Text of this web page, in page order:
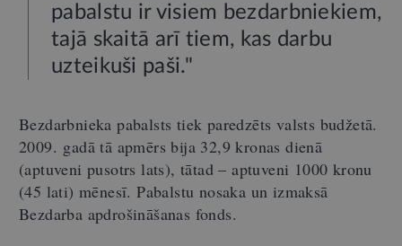
pabalstu ir visiem bezdarbniekiem,
tajā skaitā arī tiem, kas darbu
uzteikuši paši."
Bezdarbnieka pabalsts tiek paredzēts valsts budžetā.
2009. gadā tā apmērs bija 32,9 kronas dienā
(aptuveni pusotrs lats), tātad – aptuveni 1000 kronu
(45 lati) mēnesī. Pabalstu nosaka un izmaksā
Bezdarba apdrošināšanas fonds.